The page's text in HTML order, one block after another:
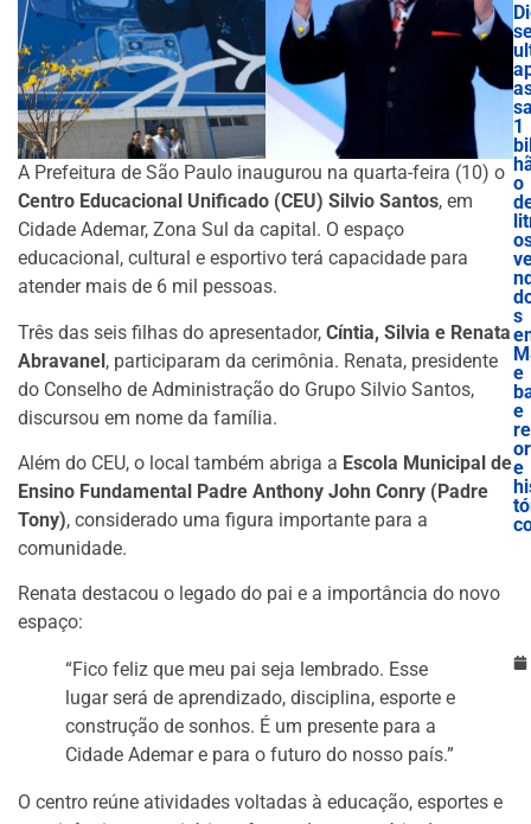
A Prefeitura de São Paulo inaugurou na quarta-feira (10) o
Centro Educacional Unificado (CEU) Silvio Santos, em
Cidade Ademar, Zona Sul da capital. O espaço
educacional, cultural e esportivo terá capacidade para
atender mais de 6 mil pessoas.
Três das seis filhas do apresentador, Cíntia, Silvia e Renata
Abravanel, participaram da cerimônia. Renata, presidente
do Conselho de Administração do Grupo Silvio Santos,
discursou em nome da família.
Além do CEU, o local também abriga a Escola Municipal de
Ensino Fundamental Padre Anthony John Conry (Padre
Tony), considerado uma figura importante para a
comunidade.
Renata destacou o legado do pai e a importância do novo
espaço:
“Fico feliz que meu pai seja lembrado. Esse
lugar será de aprendizado, disciplina, esporte e
construção de sonhos. É um presente para a
Cidade Ademar e para o futuro do nosso país.”
O centro reúne atividades voltadas à educação, esportes e
1
o
s
e
e
e